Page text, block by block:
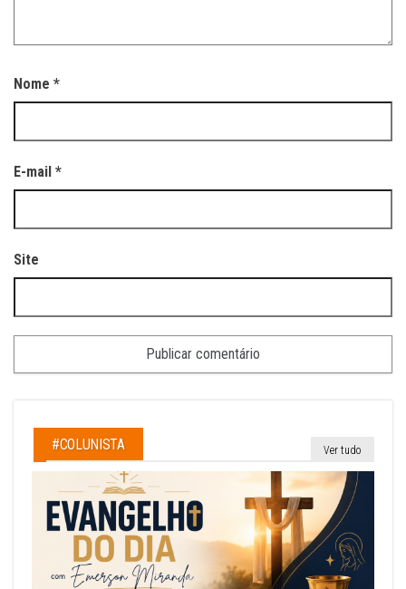
Nome *
E-mail *
Site
#COLUNISTA Ver tudo